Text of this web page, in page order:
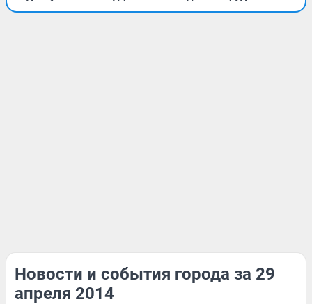
Новости и события города за 29
апреля 2014